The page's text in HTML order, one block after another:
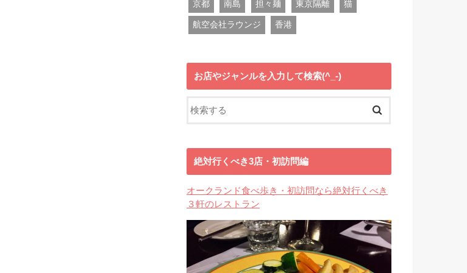
京都 南島 担々麺 東京隔離 猫
航空会社ラウンジ 香港
お店やジャンルを入力して検索(^_-)
絶対行くべき3店・初訪問編
オークランド食べ歩き・初訪問なら絶対行くべき
３軒のレストラン